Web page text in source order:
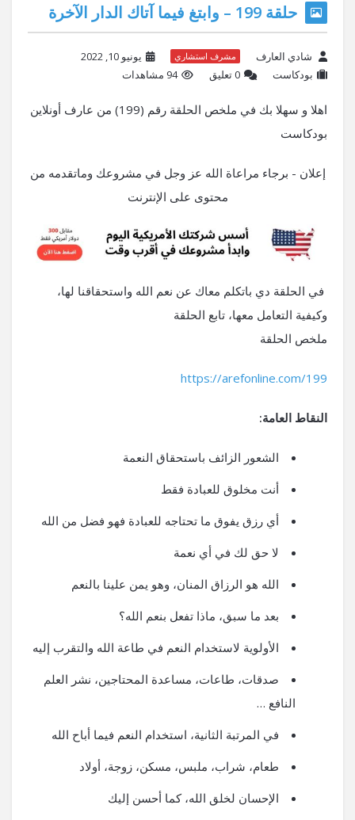
حلقة 199 – وابتغ فيما آتاك الدار الآخرة
شادي العارف مشرف استشاري
يونيو 10, 2022
بودكاست
‫0 تعليق 94 مشاهدات
اهلا و سهلا بك في ملخص الحلقة رقم (199) من عارف أونلاين
بودكاست
إعلان - برجاء مراعاة الله عز وجل في مشروعك وماتقدمه من
محتوى على الإنترنت
في الحلقة دي باتكلم معاك عن نعم الله واستحقاقنا لها،
وكيفية التعامل معها، تابع الحلقة
ملخص الحلقة
https://arefonline.com/199
النقاط العامة:
الشعور الزائف باستحقاق النعمة
أنت مخلوق للعبادة فقط
أي رزق يفوق ما تحتاجه للعبادة فهو فضل من الله
لا حق لك في أي نعمة
الله هو الرزاق المنان، وهو يمن علينا بالنعم
بعد ما سبق، ماذا تفعل بنعم الله؟
الأولوية لاستخدام النعم في طاعة الله والتقرب إليه
صدقات، طاعات، مساعدة المحتاجين، نشر العلم
النافع …
في المرتبة الثانية، استخدام النعم فيما أباح الله
طعام، شراب، ملبس، مسكن، زوجة، أولاد
الإحسان لخلق الله، كما أحسن إليك